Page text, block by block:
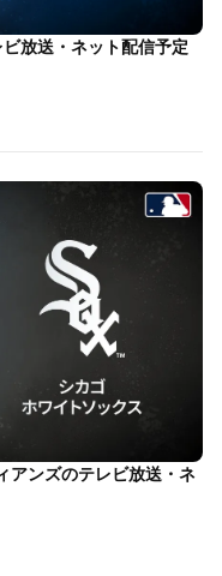
放送・ネット配信予定
アンズのテレビ放送・ネ